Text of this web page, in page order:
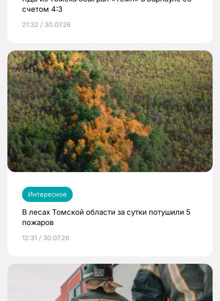
счетом 4:3
21:32 / 30.07.26
Интересное
В лесах Томской области за сутки потушили 5
пожаров
12:31 / 30.07.26